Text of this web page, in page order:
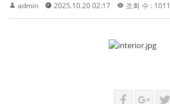
admin 2025.10.20 02:17 조회 수 : 1011